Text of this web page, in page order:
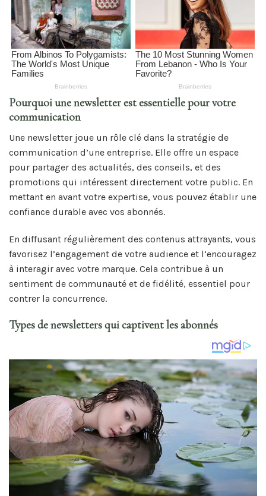
Pourquoi une newsletter est essentielle pour votre
communication
Une newsletter joue un rôle clé dans la stratégie de
communication d’une entreprise. Elle offre un espace
pour partager des actualités, des conseils, et des
promotions qui intéressent directement votre public. En
mettant en avant votre expertise, vous pouvez établir une
confiance durable avec vos abonnés.
En diffusant régulièrement des contenus attrayants, vous
favorisez l’engagement de votre audience et l’encouragez
à interagir avec votre marque. Cela contribue à un
sentiment de communauté et de fidélité, essentiel pour
contrer la concurrence.
Types de newsletters qui captivent les abonnés